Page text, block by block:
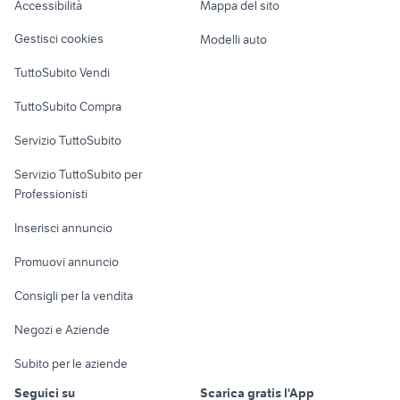
toyota rav4 2016
citroen c3 2005
Loft, mansarde e
Informatica
Console e
Fotografia
Telefonia
Accessibilità
Gestisci cookies
TuttoSubito Vendi
TuttoSubito Compra
Servizio TuttoSubito
Servizio TuttoSubito per
Professionisti
Inserisci annuncio
Promuovi annuncio
Consigli per la vendita
Negozi e Aziende
Subito per le aziende
Mappa del sito
Modelli auto
Seguici su Scarica gratis l'App